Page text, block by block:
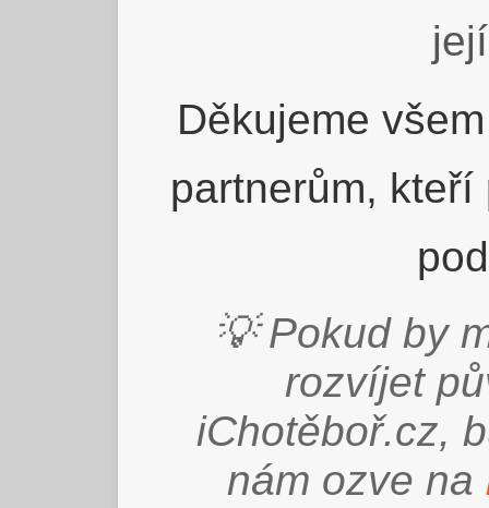
Děkujeme
partnerům,
💡 Pokud by
rozvíjet
iChotěboř.cz,
nám ozve na